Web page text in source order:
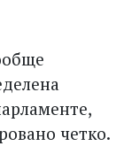
четко.